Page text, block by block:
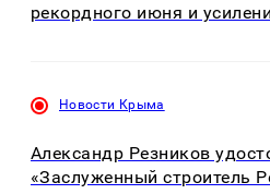
рекордного июня и
Новости Крыма
Александр Резников
«Заслуженный строитель